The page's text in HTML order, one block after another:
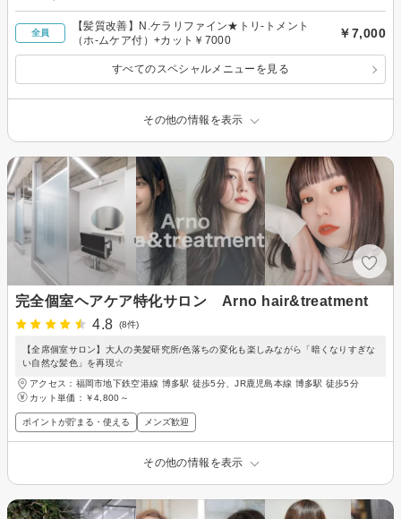
全員
【髪質改善】N.ケラリファイン★トリ-トメント
（ホ-ムケア付）+カット￥7000
￥7,000
すべてのスペシャルメニューを見る
その他の情報を表示
完全個室ヘアケア特化サロン Arno hair&treatment
4.8
(8件)
【全席個室サロン】大人の美髪研究所/色落ちの変化も楽しみながら「暗くなりすぎな
い自然な髪色」を再現☆
アクセス：福岡市地下鉄空港線 博多駅 徒歩5分、JR鹿児島本線 博多駅 徒歩5分
カット単価： ￥4,800～
ポイントが貯まる・使える メンズ歓迎
その他の情報を表示